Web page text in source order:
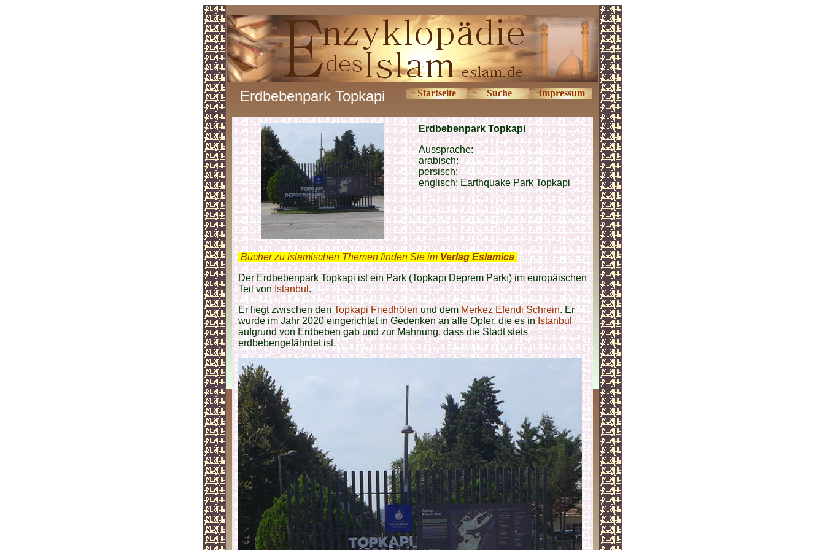
Erdbebenpark Topkapi Startseite Suche Impressum
Erdbebenpark Topkapi
Aussprache:
arabisch:
persisch:
englisch:Earthquake Park Topkapi
Bücher zu islamischen Themen finden Sie im Verlag Eslamica
Der Erdbebenpark Topkapi ist ein Park (Topkapı Deprem Parkı) im europäischen
Teil vonIstanbul.
Er liegt zwischen denTopkapi Friedhöfenund demMerkez Efendi Schrein. Er
wurde im Jahr 2020 eingerichtet in Gedenken an alle Opfer, die es inIstanbul
aufgrund von Erdbeben gab und zur Mahnung, dass die Stadt stets
erdbebengefährdet ist.